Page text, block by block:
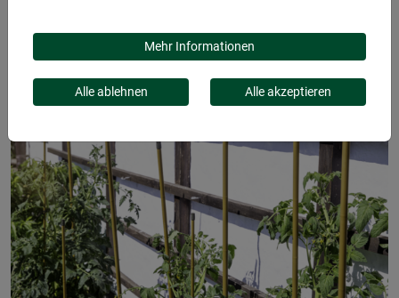
Mehr Informationen
Alle ablehnen Alle akzeptieren